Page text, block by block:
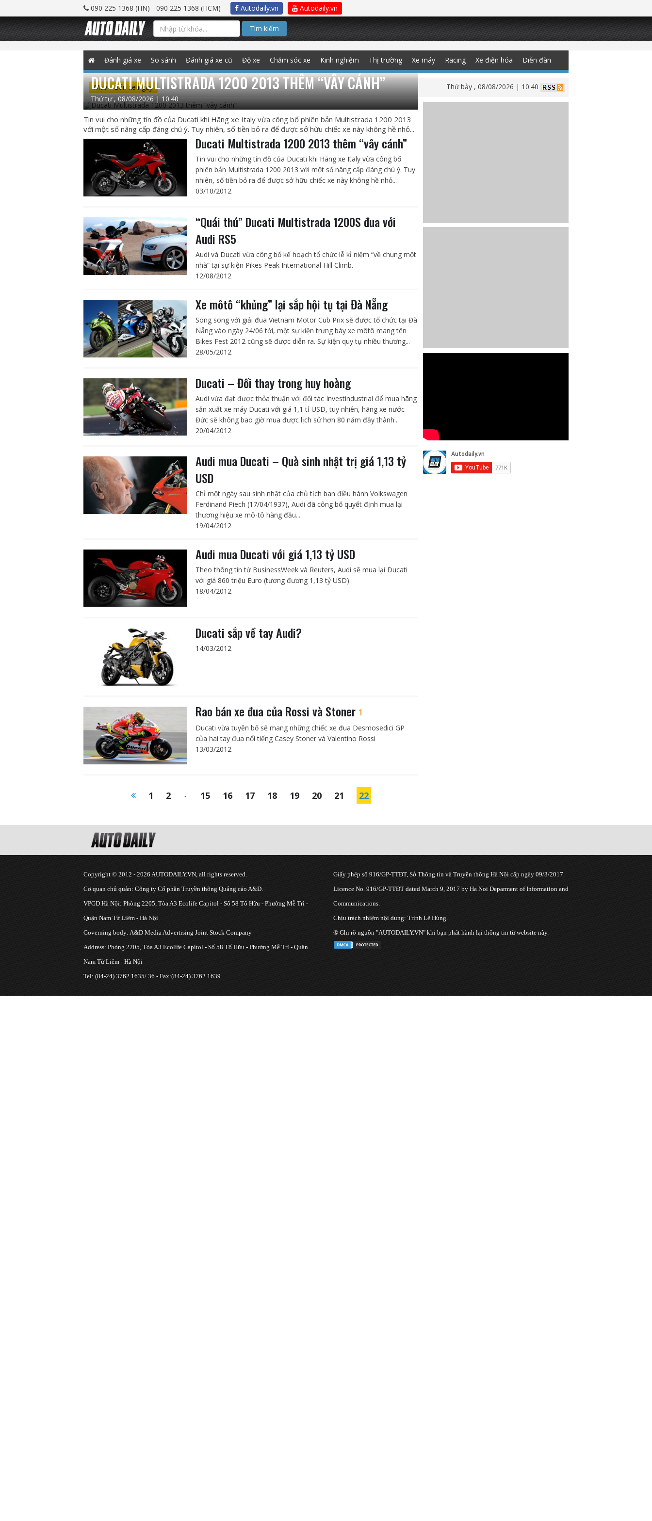
090 225 1368 (HN) - 090 225 1368 (HCM) Autodaily.vn Autodaily.vn
Tìm kiếm
Đánh giá xe So sánh Đánh giá xe cũ Độ xe Chăm sóc xe Kinh nghiệm Thị trường Xe máy Racing Xe điện hóa Diễn đàn
Mua - Bán xe ngay Thứ bảy , 08/08/2026 | 10:40
DUCATI MULTISTRADA 1200 2013 THÊM “VÂY CÁNH”
Thứ tư , 08/08/2026 | 10:40
Tin vui cho những tín đồ của Ducati khi Hãng xe Italy vừa công bố phiên bản Multistrada 1200 2013
với một số nâng cấp đáng chú ý. Tuy nhiên, số tiền bỏ ra để được sở hữu chiếc xe này không hề nhỏ...
Ducati Multistrada 1200 2013 thêm “vây cánh”
Tin vui cho những tín đồ của Ducati khi Hãng xe Italy vừa công bố
phiên bản Multistrada 1200 2013 với một số nâng cấp đáng chú ý. Tuy
nhiên, số tiền bỏ ra để được sở hữu chiếc xe này không hề nhỏ...
03/10/2012
“Quái thú” Ducati Multistrada 1200S đua với
Audi RS5
Audi và Ducati vừa công bố kế hoạch tổ chức lễ kỉ niệm “về chung một
nhà” tại sự kiện Pikes Peak International Hill Climb.
12/08/2012
Xe môtô “khủng” lại sắp hội tụ tại Đà Nẵng
Song song với giải đua Vietnam Motor Cub Prix sẽ được tổ chức tại Đà
Nẵng vào ngày 24/06 tới, một sự kiện trưng bày xe môtô mang tên
Bikes Fest 2012 cũng sẽ được diễn ra. Sự kiện quy tụ nhiều thương...
28/05/2012
Ducati – Đối thay trong huy hoàng
Audi vừa đạt được thỏa thuận với đối tác Investindustrial để mua hãng
sản xuất xe máy Ducati với giá 1,1 tỉ USD, tuy nhiên, hãng xe nước
Đức sẽ không bao giờ mua được lịch sử hơn 80 năm đầy thành...
20/04/2012
Audi mua Ducati – Quà sinh nhật trị giá 1,13 tỷ
USD
Chỉ một ngày sau sinh nhật của chủ tịch ban điều hành Volkswagen
Ferdinand Piech (17/04/1937), Audi đã công bố quyết định mua lại
thương hiệu xe mô-tô hàng đầu...
19/04/2012
Audi mua Ducati với giá 1,13 tỷ USD
Theo thông tin từ BusinessWeek và Reuters, Audi sẽ mua lại Ducati
với giá 860 triệu Euro (tương đương 1,13 tỷ USD).
18/04/2012
Ducati sắp về tay Audi?
14/03/2012
Rao bán xe đua của Rossi và Stoner 1
Ducati vừa tuyên bố sẽ mang những chiếc xe đua Desmosedici GP
của hai tay đua nổi tiếng Casey Stoner và Valentino Rossi
13/03/2012
1 2 ... 15 16 17 18 19 20 21 22
Copyright © 2012 - 2026 AUTODAILY.VN, all rights reserved.
Cơ quan chủ quản: Công ty Cổ phần Truyền thông Quảng cáo A&D.
VPGD Hà Nội: Phòng 2205, Tòa A3 Ecolife Capitol - Số 58 Tố Hữu - Phường Mễ Trì -
Quận Nam Từ Liêm - Hà Nội
Governing body: A&D Media Advertising Joint Stock Company
Address: Phòng 2205, Tòa A3 Ecolife Capitol - Số 58 Tố Hữu - Phường Mễ Trì - Quận
Nam Từ Liêm - Hà Nội
Tel: (84-24) 3762 1635/ 36 - Fax:(84-24) 3762 1639.
Giấy phép số 916/GP-TTĐT, Sở Thông tin và Truyền thông Hà Nội cấp ngày 09/3/2017.
Licence No. 916/GP-TTĐT dated March 9, 2017 by Ha Noi Deparment of Information and
Communications.
Chịu trách nhiệm nội dung: Trịnh Lê Hùng.
® Ghi rõ nguồn "AUTODAILY.VN" khi bạn phát hành lại thông tin từ website này.